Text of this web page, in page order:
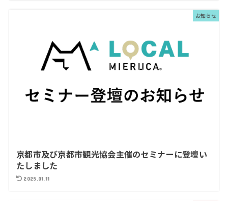
お知らせ
京都市及び京都市観光協会主催のセミナーに登壇い
たしました
2025.01.11